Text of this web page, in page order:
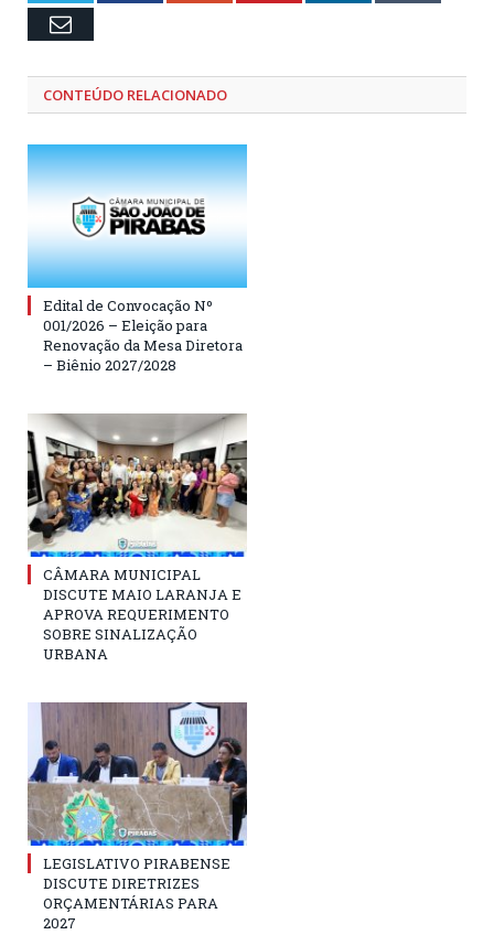
Email
CONTEÚDO RELACIONADO
Edital de Convocação Nº
001/2026 – Eleição para
Renovação da Mesa Diretora
– Biênio 2027/2028
CÂMARA MUNICIPAL
DISCUTE MAIO LARANJA E
APROVA REQUERIMENTO
SOBRE SINALIZAÇÃO
URBANA
LEGISLATIVO PIRABENSE
DISCUTE DIRETRIZES
ORÇAMENTÁRIAS PARA
2027